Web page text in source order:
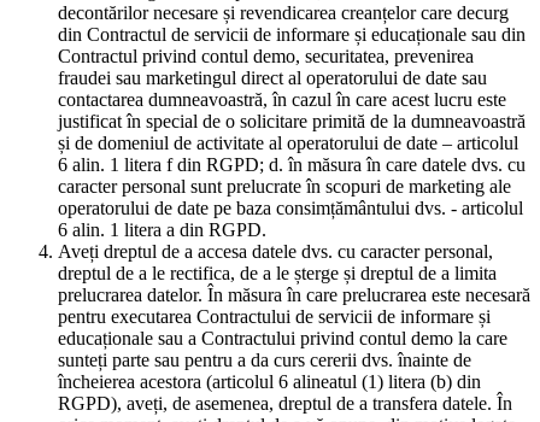
decontărilor necesare și revendicarea creanțelor care decurg
din Contractul de servicii de informare și educaționale sau din
Contractul privind contul demo, securitatea, prevenirea
fraudei sau marketingul direct al operatorului de date sau
contactarea dumneavoastră, în cazul în care acest lucru este
justificat în special de o solicitare primită de la dumneavoastră
și de domeniul de activitate al operatorului de date – articolul
6 alin. 1 litera f din RGPD; d. în măsura în care datele dvs. cu
caracter personal sunt prelucrate în scopuri de marketing ale
operatorului de date pe baza consimțământului dvs. - articolul
6 alin. 1 litera a din RGPD.
Aveți dreptul de a accesa datele dvs. cu caracter personal,
dreptul de a le rectifica, de a le șterge și dreptul de a limita
prelucrarea datelor. În măsura în care prelucrarea este necesară
pentru executarea Contractului de servicii de informare și
educaționale sau a Contractului privind contul demo la care
sunteți parte sau pentru a da curs cererii dvs. înainte de
încheierea acestora (articolul 6 alineatul (1) litera (b) din
RGPD), aveți, de asemenea, dreptul de a transfera datele. În